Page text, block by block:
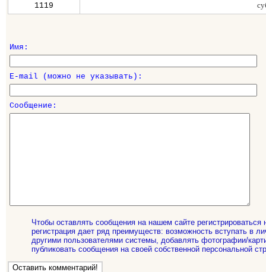
1119
Имя:
E-mail (можно не указывать):
Сообщение:
Чтобы оставлять сообщения на нашем сайте регистрироваться
регистрация дает ряд преимуществ: возможность вступать в
другими пользователями системы, добавлять фотографии/
публиковать сообщения на своей собственной персональной